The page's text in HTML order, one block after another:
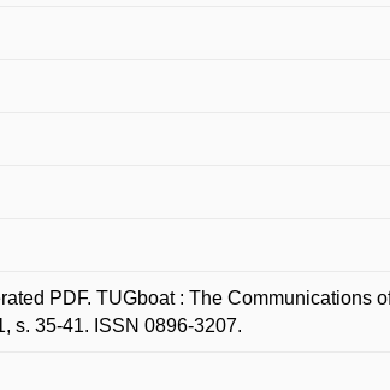
PDF. TUGboat : The Communications
s. 35-41. ISSN 0896-3207.